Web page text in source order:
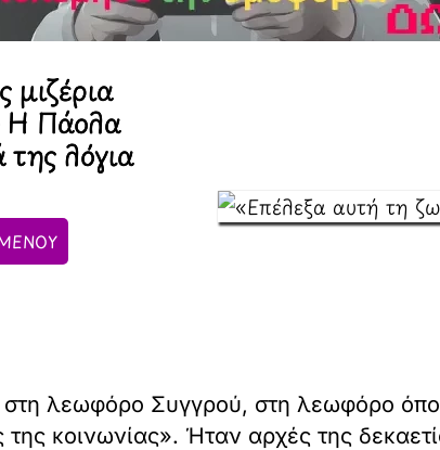
Η Πάολα
λόγια
στη λεωφόρο Συγγρού, στη λεωφόρο
κοινωνίας». Ήταν αρχές της